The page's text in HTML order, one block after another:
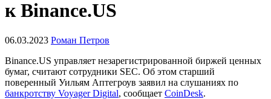
к Binance.US
06.03.2023 Роман Петров
Binance.US управляет незарегистрированной биржей ценных
бумаг, считают сотрудники SEC. Об этом старший
поверенный Уильям Аптегроув заявил на слушаниях по
банкротству Voyager Digital, сообщает CoinDesk.